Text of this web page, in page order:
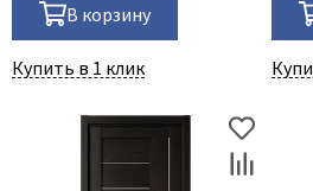
В корзину
Купить в 1 клик